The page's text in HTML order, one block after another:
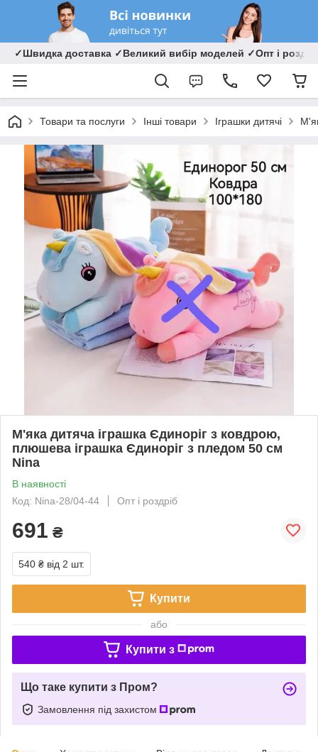
✓Швидка доставка ✓Великий вибір моделей ✓Опт і
Товари та послуги Інші товари Іграшки дитячі
М'яка дитяча іграшка Єдиноріг з ковдрою,
плюшева іграшка Єдиноріг з пледом 50 см
Nina
В наявності
Код: Nina-28/04-44
Опт і роздріб
691 ₴
540 ₴ від 2 шт.
Купити
або
Купити з
Що таке купити з Пром?
Замовлення під захистом